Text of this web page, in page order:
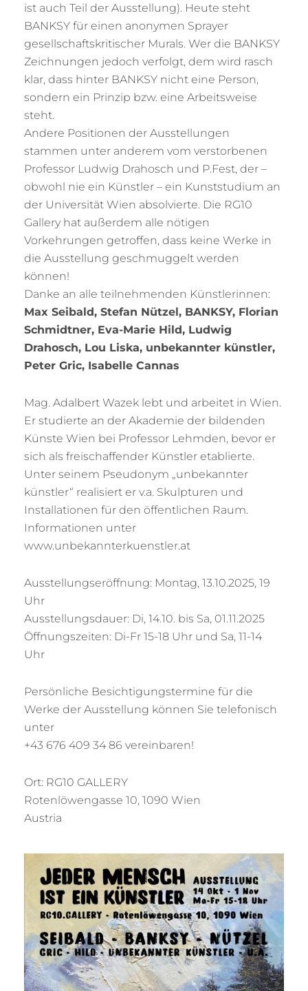
ist auch Teil der Ausstellung). Heute steht
BANKSY für einen anonymen Sprayer
gesellschaftskritischer Murals. Wer die BANKSY
Zeichnungen jedoch verfolgt, dem wird rasch
klar, dass hinter BANKSY nicht eine Person,
sondern ein Prinzip bzw. eine Arbeitsweise
steht.
Andere Positionen der Ausstellungen
stammen unter anderem vom verstorbenen
Professor Ludwig Drahosch und P.Fest, der –
obwohl nie ein Künstler – ein Kunststudium an
der Universität Wien absolvierte. Die RG10
Gallery hat außerdem alle nötigen
Vorkehrungen getroffen, dass keine Werke in
die Ausstellung geschmuggelt werden
können!
Danke an alle teilnehmenden Künstlerinnen:
Max Seibald, Stefan Nützel, BANKSY, Florian
Schmidtner, Eva-Marie Hild, Ludwig
Drahosch, Lou Liska, unbekannter künstler,
Peter Gric, Isabelle Cannas
Mag. Adalbert Wazek lebt und arbeitet in Wien.
Er studierte an der Akademie der bildenden
Künste Wien bei Professor Lehmden, bevor er
sich als freischaffender Künstler etablierte.
Unter seinem Pseudonym „unbekannter
künstler“ realisiert er v.a. Skulpturen und
Installationen für den öffentlichen Raum.
Informationen unter
www.unbekannterkuenstler.at
Ausstellungseröffnung: Montag, 13.10.2025, 19
Uhr
Ausstellungsdauer: Di, 14.10. bis Sa, 01.11.2025
Öffnungszeiten: Di-Fr 15-18 Uhr und Sa, 11-14
Uhr
Persönliche Besichtigungstermine für die
Werke der Ausstellung können Sie telefonisch
unter
+43 676 409 34 86 vereinbaren!
Ort: RG10 GALLERY
Rotenlöwengasse 10, 1090 Wien
Austria